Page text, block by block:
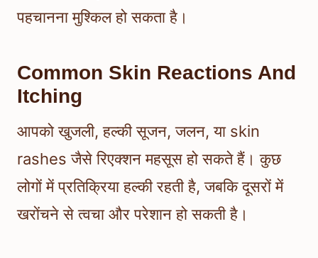
पहचानना मुश्किल हो सकता है।
Common Skin Reactions And
Itching
आपको खुजली, हल्की सूजन, जलन, या skin
rashes जैसे रिएक्शन महसूस हो सकते हैं। कुछ
लोगों में प्रतिक्रिया हल्की रहती है, जबकि दूसरों में
खरोंचने से त्वचा और परेशान हो सकती है।